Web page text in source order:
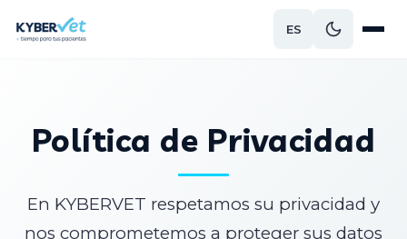
ES
Política de Privacidad
En KYBERVET respetamos su privacidad y
nos comprometemos a proteger sus datos